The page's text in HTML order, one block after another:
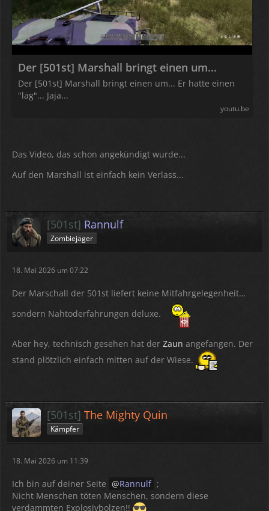
Der [501st] Marshall bringt einen um...
Der [501st] Marshall bringt einen um... Er hatte einen
"lag"... Jaja...
youtu.be
Das Video, das schon angekündigt wurde...
Auf den Marshall ist einfach kein Verlass...
[501st] Rannulf
Zombiejäger
18. Mai 2026 um 07:22
Der Marschall der 501st liefert keine Mitfahrgelegenheit…
sondern Nahtoderfahrungen deluxe.
Aber hey, technisch gesehen hat der Zaun angefangen. Der
stand plötzlich einfach mitten auf der Wiese.
[501st] The Mighty Quin
Kämpfer
18. Mai 2026 um 11:39
Ich bin auf deiner Seite Rannulf ;
Nicht Menschen töten Menschen, sondern diese
verdammten Explosivbolzen!!